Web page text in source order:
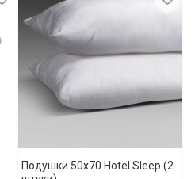
Подушки 50x70 Hotel Sleep (2